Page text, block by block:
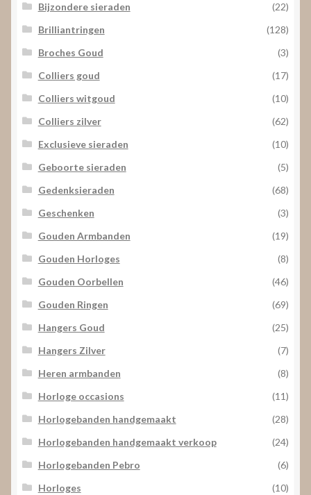
Bijzondere sieraden
(22)
Brilliantringen
(128)
Broches Goud
(3)
Colliers goud
(17)
Colliers witgoud
(10)
Colliers zilver
(62)
Exclusieve sieraden
(10)
Geboorte sieraden
(5)
Gedenksieraden
(68)
Geschenken
(3)
Gouden Armbanden
(19)
Gouden Horloges
(8)
Gouden Oorbellen
(46)
Gouden Ringen
(69)
Hangers Goud
(25)
Hangers Zilver
(7)
Heren armbanden
(8)
Horloge occasions
(11)
Horlogebanden handgemaakt
(28)
Horlogebanden handgemaakt verkoop
(24)
Horlogebanden Pebro
(6)
Horloges
(10)